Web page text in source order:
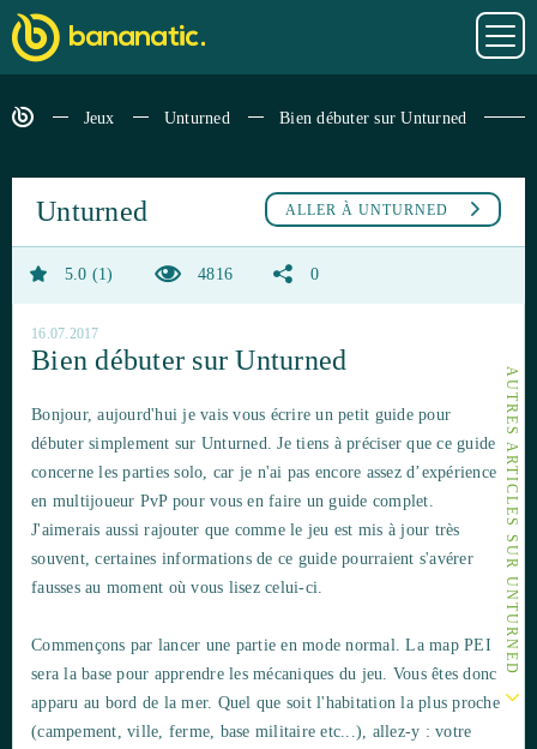
Jeux Unturned Bien débuter sur Unturned
AUTRES ARTICLES SUR UNTURNED
ALLER À UNTURNED
Unturned
5.0 1 4816 0
16.07.2017
Bien débuter sur Unturned
Bonjour, aujourd'hui je vais vous écrire un petit guide pour
débuter simplement sur Unturned. Je tiens à préciser que ce guide
concerne les parties solo, car je n'ai pas encore assez d’expérience
en multijoueur PvP pour vous en faire un guide complet.
J'aimerais aussi rajouter que comme le jeu est mis à jour très
souvent, certaines informations de ce guide pourraient s'avérer
fausses au moment où vous lisez celui-ci.
Commençons par lancer une partie en mode normal. La map PEI
sera la base pour apprendre les mécaniques du jeu. Vous êtes donc
apparu au bord de la mer. Quel que soit l'habitation la plus proche
(campement, ville, ferme, base militaire etc...), allez-y : votre